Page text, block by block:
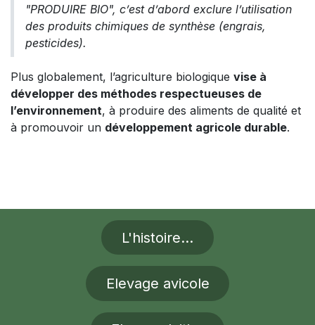
"PRODUIRE BIO", c’est d’abord exclure l’utilisation
des produits chimiques de synthèse (engrais,
pesticides).
Plus globalement, l’agriculture biologique vise à
développer des méthodes respectueuses de
l’environnement, à produire des aliments de qualité et
à promouvoir un développement agricole durable.
L'histoire...
Elevage avicole